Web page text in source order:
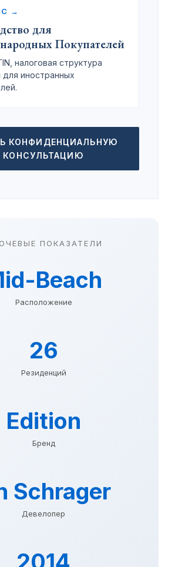
→
для
Покупателей
налоговая структура
иностранных
КОНФИДЕНЦИАЛЬНУЮ
КОНСУЛЬТАЦИЮ
ПОКАЗАТЕЛИ
Beach
Расположение
26
Резиденций
Edition
Бренд
Schrager
Девелопер
2014